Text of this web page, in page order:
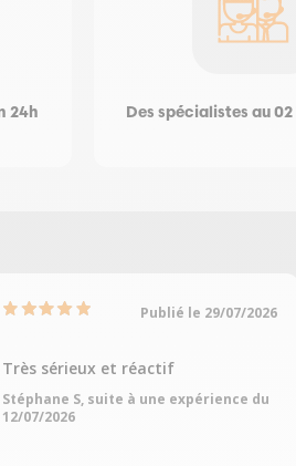
24h Des spécialistes au 02
Publié le 29/07/2026
Très sérieux et réactif
Stéphane S, suite à une expérience du
12/07/2026